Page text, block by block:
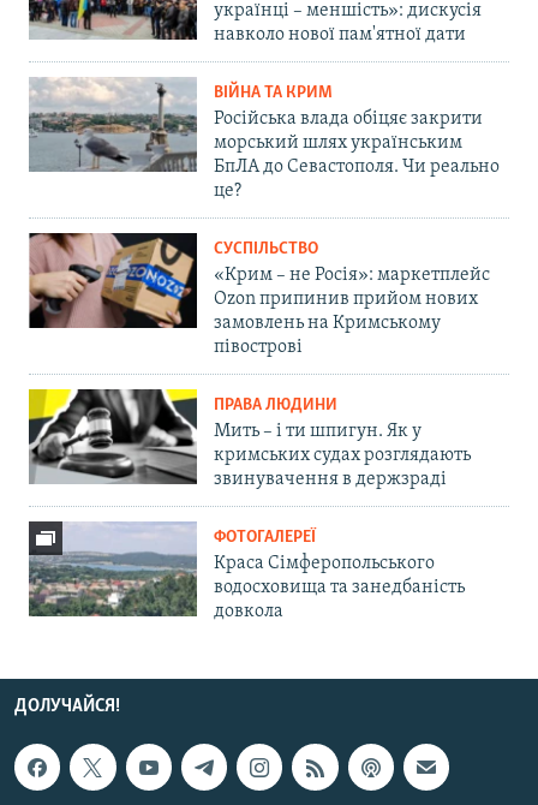
українці – меншість»: дискусія
навколо нової пам'ятної дати
ВІЙНА ТА КРИМ
Російська влада обіцяє закрити
морський шлях українським
БпЛА до Севастополя. Чи реально
це?
СУСПІЛЬСТВО
«Крим – не Росія»: маркетплейс
Ozon припинив прийом нових
замовлень на Кримському
півострові
ПРАВА ЛЮДИНИ
Мить – і ти шпигун. Як у
кримських судах розглядають
звинувачення в держзраді
ФОТОГАЛЕРЕЇ
Краса Сімферопольського
водосховища та занедбаність
довкола
ДОЛУЧАЙСЯ!